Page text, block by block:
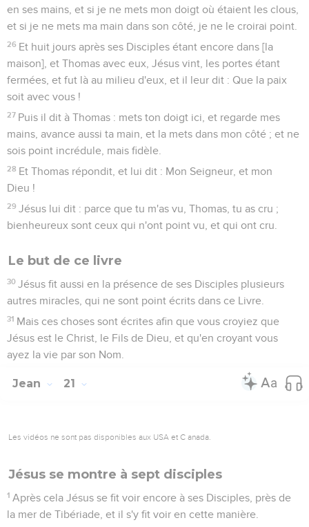
en ses mains, et si je ne mets mon doigt où étaient les clous,
et si je ne mets ma main dans son côté, je ne le croirai point.
26 Et huit jours après ses Disciples étant encore dans [la
maison], et Thomas avec eux, Jésus vint, les portes étant
fermées, et fut là au milieu d'eux, et il leur dit : Que la paix
soit avec vous !
27 Puis il dit à Thomas : mets ton doigt ici, et regarde mes
mains, avance aussi ta main, et la mets dans mon côté ; et ne
sois point incrédule, mais fidèle.
28 Et Thomas répondit, et lui dit : Mon Seigneur, et mon
Dieu !
29 Jésus lui dit : parce que tu m'as vu, Thomas, tu as cru ;
bienheureux sont ceux qui n'ont point vu, et qui ont cru.
Le but de ce livre
30 Jésus fit aussi en la présence de ses Disciples plusieurs
autres miracles, qui ne sont point écrits dans ce Livre.
31 Mais ces choses sont écrites afin que vous croyiez que
Jésus est le Christ, le Fils de Dieu, et qu'en croyant vous
ayez la vie par son Nom.
Jean 21
Les vidéos ne sont pas disponibles aux USA et C anada.
Jésus se montre à sept disciples
1 Après cela Jésus se fit voir encore à ses Disciples, près de
la mer de Tibériade, et il s'y fit voir en cette manière.